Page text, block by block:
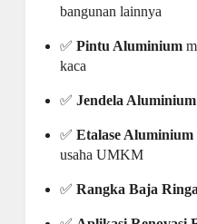
bangunan lainnya
✅ Pintu Aluminium
kaca
✅ Jendela Aluminium
✅ Etalase Aluminium
usaha UMKM
✅ Rangka Baja